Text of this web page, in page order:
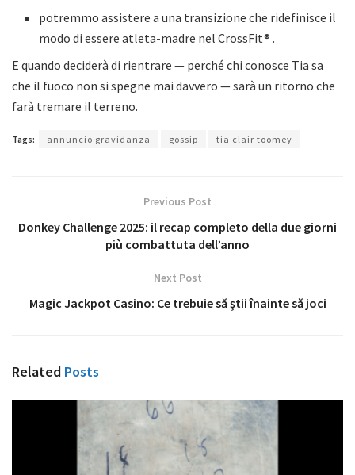
potremmo assistere a una transizione che ridefinisce il
modo di essere atleta-madre nel CrossFit® .
E quando deciderà di rientrare — perché chi conosce Tia sa
che il fuoco non si spegne mai davvero — sarà un ritorno che
farà tremare il terreno.
Tags: annuncio gravidanza gossip tia clair toomey
Previous Post
Donkey Challenge 2025: il recap completo della due giorni
più combattuta dell’anno
Next Post
Magic Jackpot Casino: Ce trebuie să știi înainte să joci
Related Posts